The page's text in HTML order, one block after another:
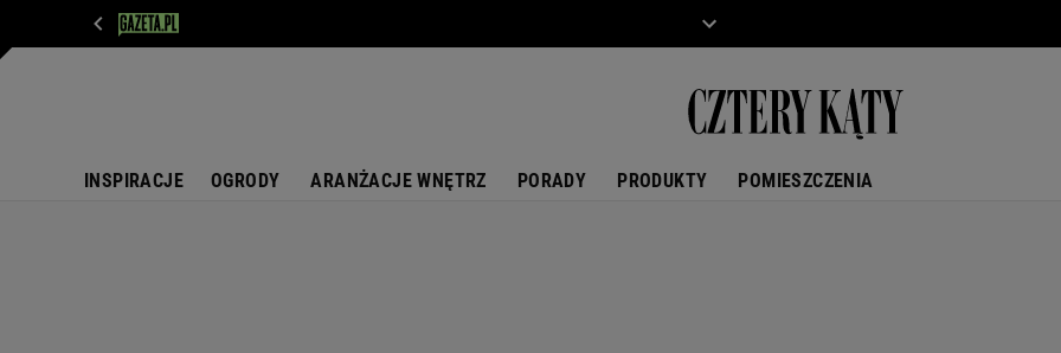
INSPIRACJE OGRODY ARANŻACJE WNĘTRZ PORADY PRODUKTY POMIESZCZENIA